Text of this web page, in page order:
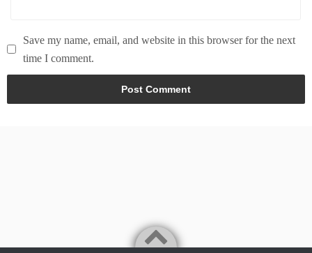
Save my name, email, and website in this browser for the next
time I comment.